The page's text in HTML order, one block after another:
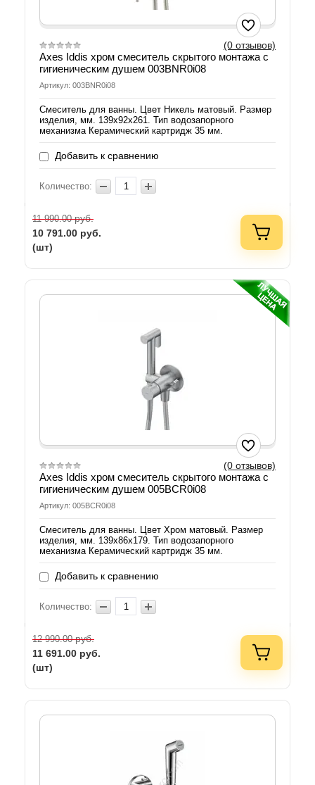
(0 отзывов)
Axes Iddis хром смеситель скрытого монтажа с
гигиеническим душем 003BNR0i08
Артикул: 003BNR0i08
Смеситель для ванны. Цвет Никель матовый. Размер
изделия, мм. 139x92x261. Тип водозапорного
механизма Керамический картридж 35 мм.
Добавить к сравнению
Количество:
11 990.00руб.
10 791.00 руб.
(шт)
(0 отзывов)
Axes Iddis хром смеситель скрытого монтажа с
гигиеническим душем 005BCR0i08
Артикул: 005BCR0i08
Смеситель для ванны. Цвет Хром матовый. Размер
изделия, мм. 139x86x179. Тип водозапорного
механизма Керамический картридж 35 мм.
Добавить к сравнению
Количество:
12 990.00руб.
11 691.00 руб.
(шт)